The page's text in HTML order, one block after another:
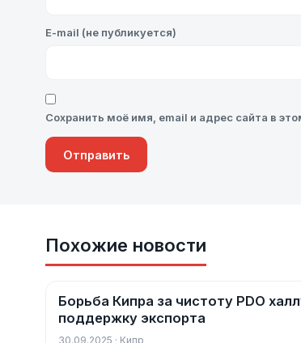
E-mail (не публикуется)
Сохранить моё имя, email и адрес сайта в
Похожие новости
Новости
Борьба Кипра за чистоту PDO
поддержку экспорта
30.09.2025 · Кипр